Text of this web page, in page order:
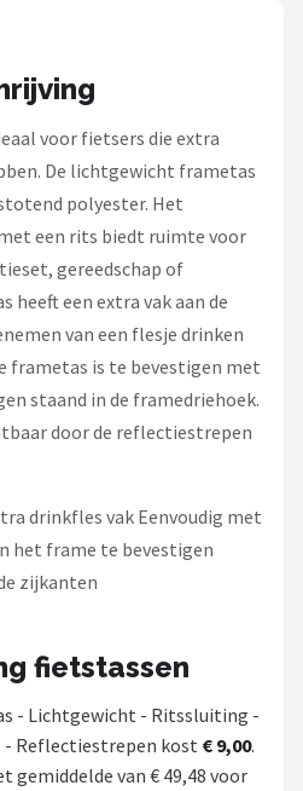
voor fietsers die extra
De lichtgewicht frametas
polyester. Het
een rits biedt ruimte voor
gereedschap of
heeft een extra vak aan de
van een flesje drinken
frametas is te bevestigen met
staand in de framedriehoek.
door de reflectiestrepen
drinkfles vak Eenvoudig met
het frame te bevestigen
zijkanten
fietstassen
- Lichtgewicht - Ritssluiting -
- Reflectiestrepen kost € 9,00.
gemiddelde van € 49,48 voor